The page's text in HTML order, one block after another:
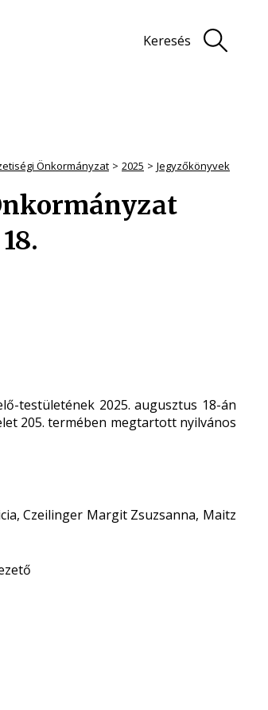
Keresés
Önkormányzat 2025 Jegyzőkönyvek
testületének 2025. augusztus 18-án
205. termében megtartott nyilvános
Czeilinger Margit Zsuzsanna, Maitz